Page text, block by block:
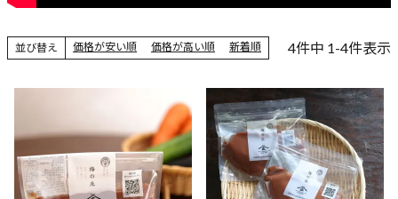
並び替え 価格が安い順 価格が高い順 新着順 4件中 1-4件表示